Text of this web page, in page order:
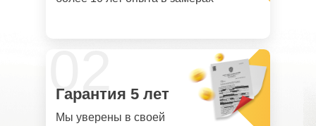
02
Гарантия 5 лет
Мы уверены в своей